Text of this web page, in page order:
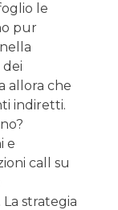
le
pur
dei
allora che
indiretti.
e
call su
strategia